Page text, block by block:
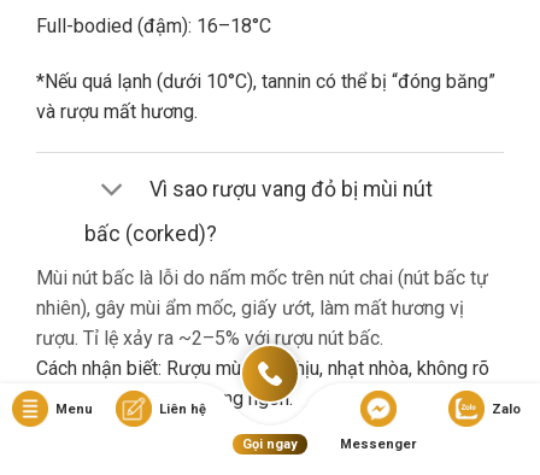
Full-bodied (đậm): 16–18°C
*Nếu quá lạnh (dưới 10°C), tannin có thể bị “đóng băng”
và rượu mất hương.
Vì sao rượu vang đỏ bị mùi nút
bấc (corked)?
Mùi nút bấc là lỗi do nấm mốc trên nút chai (nút bấc tự
nhiên), gây mùi ẩm mốc, giấy ướt, làm mất hương vị
rượu. Tỉ lệ xảy ra ~2–5% với rượu nút bấc.
Cách nhận biết: Rượu mùi khó chịu, nhạt nhòa, không rõ
hương trái cây dù là vang ngon.
Nếu gặp lỗi này, bạn nên liên hệ cửa hàng đổi trả (nếu có
Menu Liên hệ
Gọi ngay Messenger
Zalo